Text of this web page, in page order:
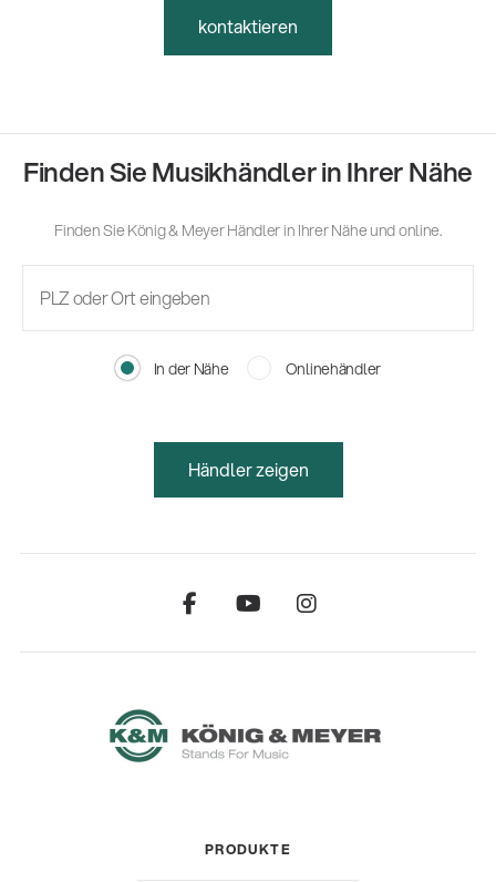
kontaktieren
Finden Sie Musikhändler in Ihrer Nähe
Finden Sie König & Meyer Händler in Ihrer Nähe und online.
In der Nähe Onlinehändler
Händler zeigen
PRODUKTE